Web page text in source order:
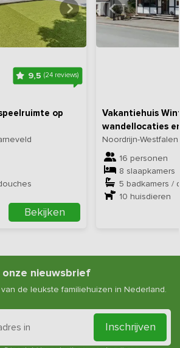
9,5(24 reviews)
op
Bekijken
alle foto's
Vakantiehuis
wandellocaties
Noordrijn-
16 personen
8 slaapkamers
5 badkamers /
10 huisdieren
Bekijk
nieuwsbrief
de leukste familiehuizen in Nederland.
Inschrijven